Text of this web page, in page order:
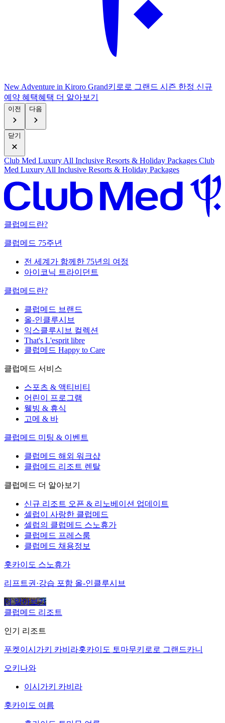
New Adventure in Kiroro Grand키로로 그랜드 시즌 한정 신규
예약 혜택혜 택 더 알아보기
이전 다음
닫기
Club Med Luxury All Inclusive Resorts & Holiday Packages Club
Med Luxury All Inclusive Resorts & Holiday Packages
클럽메드란?
클럽메드 75주년
전 세계가 함께한 75년의 여정
아이코닉 트라이던트
클럽메드란?
클럽메드 브랜드
올-인클루시브
익스클루시브 컬렉션
That's L'esprit libre
클럽메드 Happy to Care
클럽메드 서비스
스포츠 & 액티비티
어린이 프로그램
웰빙 & 휴식
고메 & 바
클럽메드 미팅 & 이벤트
클럽메드 해외 워크샵
클럽메드 리조트 렌탈
클럽메드 더 알아보기
신규 리조트 오픈 & 리노베이션 업데이트
셀럽이 사랑한 클럽메드
셀럽의 클럽메드 스노휴가
클럽메드 프레스룸
클럽메드 채용정보
홋카이도 스노휴가
리프트권·강습 포함 올-인클루시브
더 알아보기
클럽메드 리조트
인기 리조트
푸켓이시가키 카비라홋카이도 토마무키로로 그랜드카니
오키나와
이시가키 카비라
홋카이도 여름